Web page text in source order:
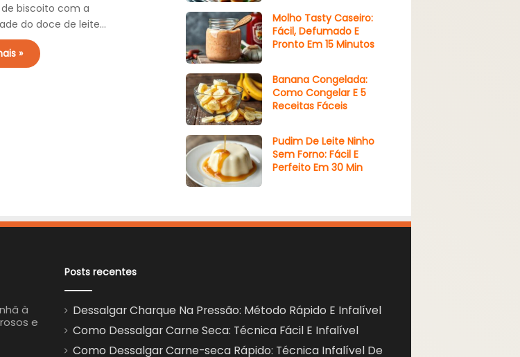
biscoito com a
do doce de leite…
»
Molho Tasty Caseiro:
Fácil, Defumado E
Pronto Em 15 Minutos
Banana Congelada:
Como Congelar E 5
Receitas Fáceis
Pudim De Leite Ninho
Sem Forno: Fácil E
Perfeito Em 30 Min
à
e
Posts recentes
Dessalgar Charque Na Pressão: Método Rápido E Infalível
Como Dessalgar Carne Seca: Técnica Fácil E Infalível
Como Dessalgar Carne-seca Rápido: Técnica Infalível De